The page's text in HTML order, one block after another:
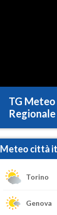
TG Meteo
Regionale
Meteo città
Torino
Genova